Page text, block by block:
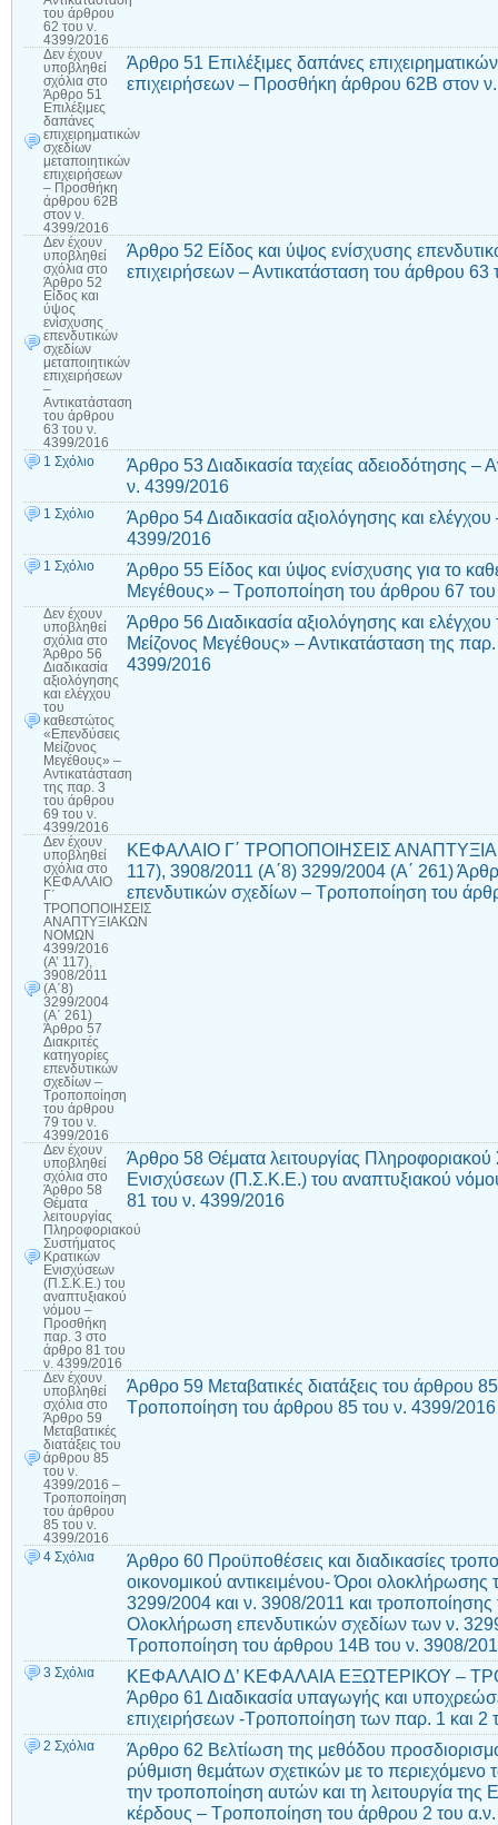
του άρθρου
62 του ν.
4399/2016
Δεν έχουν
υποβληθεί
σχόλια στο
Άρθρο 51
Επιλέξιμες
δαπάνες
επιχειρηματικών
σχεδίων
μεταποιητικών
επιχειρήσεων
– Προσθήκη
άρθρου 62Β
στον ν.
4399/2016
Άρθρο 51 Επιλέξιμες δαπάνες
επιχειρήσεων – Προσθήκη άρθρου 62Β στον
Δεν έχουν
υποβληθεί
σχόλια στο
Άρθρο 52
Είδος και
ύψος
ενίσχυσης
επενδυτικών
σχεδίων
μεταποιητικών
επιχειρήσεων
–
Αντικατάσταση
του άρθρου
63 του ν.
4399/2016
Άρθρο 52 Είδος και ύψος ενίσχυσης
επιχειρήσεων – Αντικατάσταση του άρθρου
1 Σχόλιο
Άρθρο 53 Διαδικασία ταχείας αδειοδότησης –
ν. 4399/2016
1 Σχόλιο
Άρθρο 54 Διαδικασία αξιολόγησης και
4399/2016
1 Σχόλιο
Άρθρο 55 Είδος και ύψος ενίσχυσης για το
Μεγέθους» – Τροποποίηση του άρθρου 67
Δεν έχουν
υποβληθεί
σχόλια στο
Άρθρο 56
Διαδικασία
αξιολόγησης
και ελέγχου
του
καθεστώτος
«Επενδύσεις
Μείζονος
Μεγέθους» –
Αντικατάσταση
της παρ. 3
του άρθρου
69 του ν.
4399/2016
Άρθρο 56 Διαδικασία αξιολόγησης και
Μείζονος Μεγέθους» – Αντικατάσταση της
4399/2016
Δεν έχουν
υποβληθεί
σχόλια στο
ΚΕΦΑΛΑΙΟ
Γ΄
ΤΡΟΠΟΠΟΙΗΣΕΙΣ
ΑΝΑΠΤΥΞΙΑΚΩΝ
ΝΟΜΩΝ
4399/2016
(Α’ 117),
3908/2011
(Α΄8)
3299/2004
(Α΄ 261)
Άρθρο 57
Διακριτές
κατηγορίες
επενδυτικών
σχεδίων –
Τροποποίηση
του άρθρου
79 του ν.
4399/2016
ΚΕΦΑΛΑΙΟ Γ΄ ΤΡΟΠΟΠΟΙΗΣΕΙΣ
117), 3908/2011 (Α΄8) 3299/2004 (Α΄ 261)
επενδυτικών σχεδίων – Τροποποίηση του
Δεν έχουν
υποβληθεί
σχόλια στο
Άρθρο 58
Θέματα
λειτουργίας
Πληροφοριακού
Συστήματος
Κρατικών
Ενισχύσεων
(Π.Σ.Κ.Ε.) του
αναπτυξιακού
νόμου –
Προσθήκη
παρ. 3 στο
άρθρο 81 του
ν. 4399/2016
Άρθρο 58 Θέματα λειτουργίας
Ενισχύσεων (Π.Σ.Κ.Ε.) του αναπτυξιακού
81 του ν. 4399/2016
Δεν έχουν
υποβληθεί
σχόλια στο
Άρθρο 59
Μεταβατικές
διατάξεις του
άρθρου 85
του ν.
4399/2016 –
Τροποποίηση
του άρθρου
85 του ν.
4399/2016
Άρθρο 59 Μεταβατικές διατάξεις του άρθρου
Τροποποίηση του άρθρου 85 του ν. 4399/2016
4 Σχόλια
Άρθρο 60 Προϋποθέσεις και διαδικασίες
οικονομικού αντικειμένου- Όροι
3299/2004 και ν. 3908/2011 και
Ολοκλήρωση επενδυτικών σχεδίων των ν.
Τροποποίηση του άρθρου 14Β του ν. 3908/
3 Σχόλια
ΚΕΦΑΛΑΙΟ Δ’ ΚΕΦΑΛΑΙΑ ΕΞΩΤΕΡΙΚΟΥ –
Άρθρο 61 Διαδικασία υπαγωγής και
επιχειρήσεων -Τροποποίηση των παρ. 1 και 2
2 Σχόλια
Άρθρο 62 Βελτίωση της μεθόδου
ρύθμιση θεμάτων σχετικών με το
την τροποποίηση αυτών και τη λειτουργία
κέρδους – Τροποποίηση του άρθρου 2 του